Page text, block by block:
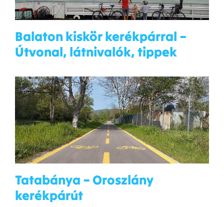
Balaton kiskör kerékpárral –
Útvonal, látnivalók, tippek
Tatabánya – Oroszlány
kerékpárút